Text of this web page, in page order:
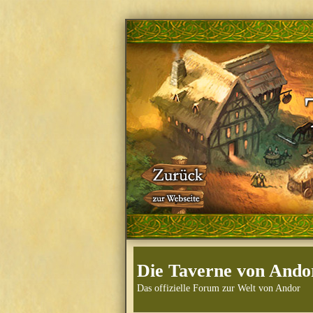
Die Taverne von
Das offizielle Forum zur Welt von Andor